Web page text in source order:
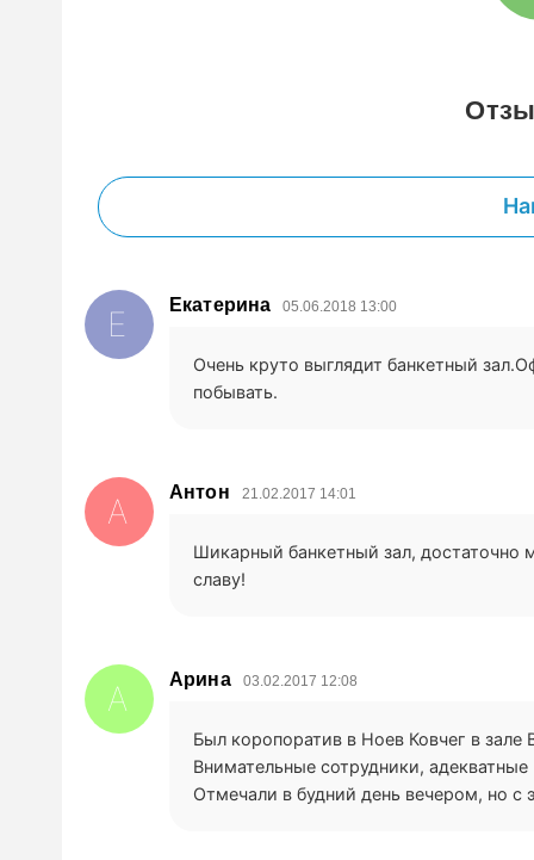
Екатерина 05.06.2018 13:00
Очень круто выглядит банкетный
побывать.
Антон 21.02.2017 14:01
Шикарный банкетный зал, достаточно
славу!
Арина 03.02.2017 12:08
Был коропоратив в Ноев Ковчег в
Внимательные сотрудники,
Отмечали в будний день вечером, но с